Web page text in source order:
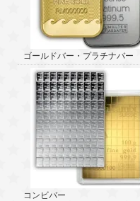
ゴールドバー・プラチナバー
コンビバー